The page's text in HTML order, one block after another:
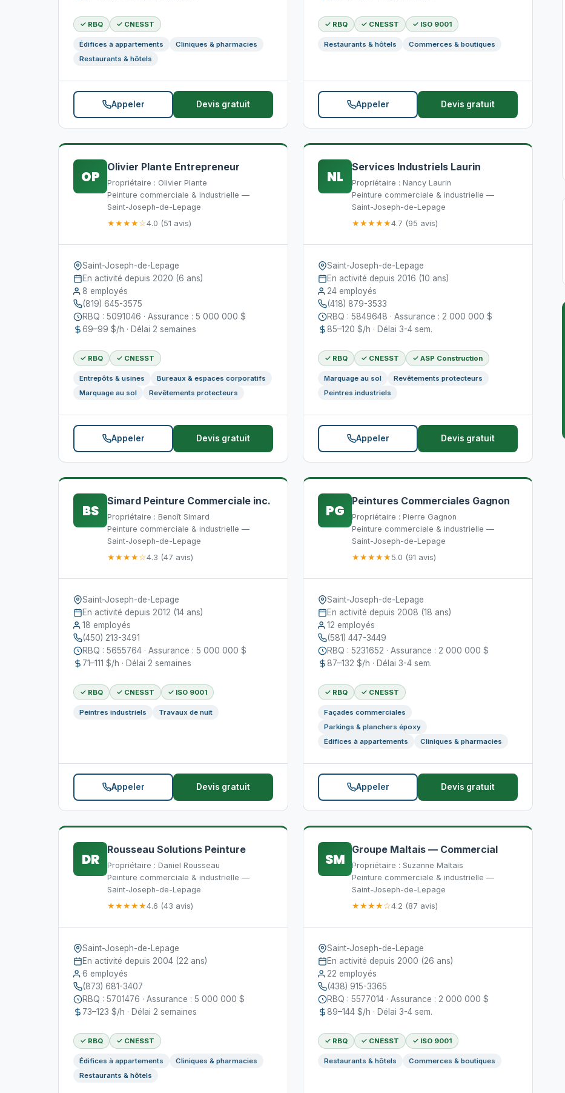
✓ RBQ ✓ CNESST
Édifices à appartements
Cliniques & pharmacies
Restaurants & hôtels
Appeler Devis gratuit
✓ RBQ ✓ CNESST ✓ ISO 9001
Restaurants & hôtels Commerces & boutiques
Appeler Devis gratuit
OP
Olivier Plante Entrepreneur
Propriétaire : Olivier Plante
Peinture commerciale & industrielle —
Saint-Joseph-de-Lepage
★★★★☆4.0 (51 avis)
Saint-Joseph-de-Lepage
En activité depuis 2020 (6 ans)
8 employés
(819) 645-3575
RBQ : 5091046 · Assurance : 5 000 000 $
69–99 $/h · Délai 2 semaines
✓ RBQ ✓ CNESST
Entrepôts & usines
Bureaux & espaces corporatifs
Marquage au sol
Revêtements protecteurs
Appeler Devis gratuit
NL
Services Industriels Laurin
Propriétaire : Nancy Laurin
Peinture commerciale & industrielle —
Saint-Joseph-de-Lepage
★★★★★4.7 (95 avis)
Saint-Joseph-de-Lepage
En activité depuis 2016 (10 ans)
24 employés
(418) 879-3533
RBQ : 5849648 · Assurance : 2 000 000 $
85–120 $/h · Délai 3-4 sem.
✓ RBQ ✓ CNESST ✓ ASP Construction
Marquage au sol
Revêtements protecteurs
Peintres industriels
Appeler Devis gratuit
BS
Simard Peinture Commerciale inc.
Propriétaire : Benoît Simard
Peinture commerciale & industrielle —
Saint-Joseph-de-Lepage
★★★★☆4.3 (47 avis)
Saint-Joseph-de-Lepage
En activité depuis 2012 (14 ans)
18 employés
(450) 213-3491
RBQ : 5655764 · Assurance : 5 000 000 $
71–111 $/h · Délai 2 semaines
✓ RBQ ✓ CNESST ✓ ISO 9001
Peintres industriels Travaux de nuit
Appeler Devis gratuit
PG
Peintures Commerciales Gagnon
Propriétaire : Pierre Gagnon
Peinture commerciale & industrielle —
Saint-Joseph-de-Lepage
★★★★★5.0 (91 avis)
Saint-Joseph-de-Lepage
En activité depuis 2008 (18 ans)
12 employés
(581) 447-3449
RBQ : 5231652 · Assurance : 2 000 000 $
87–132 $/h · Délai 3-4 sem.
✓ RBQ ✓ CNESST
Façades commerciales
Parkings & planchers époxy
Édifices à appartements
Cliniques & pharmacies
Appeler Devis gratuit
DR
Rousseau Solutions Peinture
Propriétaire : Daniel Rousseau
Peinture commerciale & industrielle —
Saint-Joseph-de-Lepage
★★★★★4.6 (43 avis)
Saint-Joseph-de-Lepage
En activité depuis 2004 (22 ans)
6 employés
(873) 681-3407
RBQ : 5701476 · Assurance : 5 000 000 $
73–123 $/h · Délai 2 semaines
✓ RBQ ✓ CNESST
Édifices à appartements
Cliniques & pharmacies
Restaurants & hôtels
SM
Groupe Maltais — Commercial
Propriétaire : Suzanne Maltais
Peinture commerciale & industrielle —
Saint-Joseph-de-Lepage
★★★★☆4.2 (87 avis)
Saint-Joseph-de-Lepage
En activité depuis 2000 (26 ans)
22 employés
(438) 915-3365
RBQ : 5577014 · Assurance : 2 000 000 $
89–144 $/h · Délai 3-4 sem.
✓ RBQ ✓ CNESST ✓ ISO 9001
Restaurants & hôtels Commerces & boutiques